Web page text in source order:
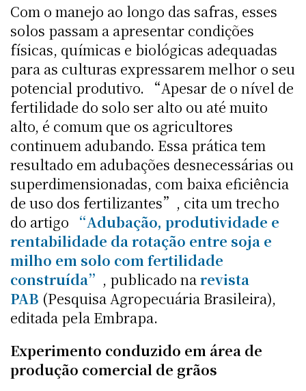
Com o manejo ao longo das safras, esses
solos passam a apresentar condições
físicas, químicas e biológicas adequadas
para as culturas expressarem melhor o seu
potencial produtivo. “Apesar de o nível de
fertilidade do solo ser alto ou até muito
alto, é comum que os agricultores
continuem adubando. Essa prática tem
resultado em adubações desnecessárias ou
superdimensionadas, com baixa eficiência
de uso dos fertilizantes”, cita um trecho
do artigo “Adubação, produtividade e
rentabilidade da rotação entre soja e
milho em solo com fertilidade
construída” , publicado na revista
PAB (Pesquisa Agropecuária Brasileira),
editada pela Embrapa.
Experimento conduzido em área de
produção comercial de grãos